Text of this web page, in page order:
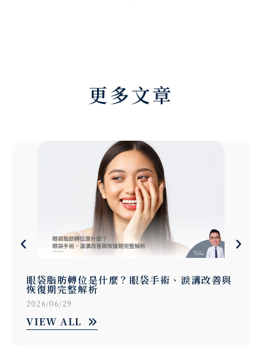
更多文章
提眼瞼肌手術是什麼？眼皮無力、有
醫師解析提眼肌矯正完整攻略
VIEW ALL